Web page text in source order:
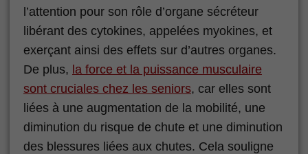
l’attention pour son rôle d’organe sécréteur
libérant des cytokines, appelées myokines, et
exerçant ainsi des effets sur d’autres organes.
De plus, la force et la puissance musculaire
sont cruciales chez les seniors, car elles sont
liées à une augmentation de la mobilité, une
diminution du risque de chute et une diminution
des blessures liées aux chutes. Cela souligne